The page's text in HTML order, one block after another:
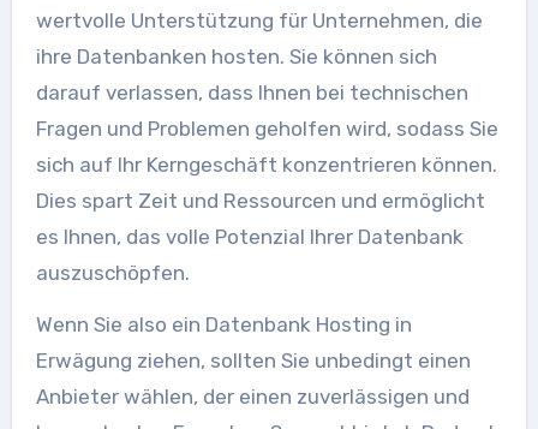
wertvolle Unterstützung für Unternehmen, die
ihre Datenbanken hosten. Sie können sich
darauf verlassen, dass Ihnen bei technischen
Fragen und Problemen geholfen wird, sodass Sie
sich auf Ihr Kerngeschäft konzentrieren können.
Dies spart Zeit und Ressourcen und ermöglicht
es Ihnen, das volle Potenzial Ihrer Datenbank
auszuschöpfen.
Wenn Sie also ein Datenbank Hosting in
Erwägung ziehen, sollten Sie unbedingt einen
Anbieter wählen, der einen zuverlässigen und